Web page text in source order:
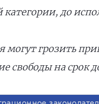
до
грозить
свободы на срок